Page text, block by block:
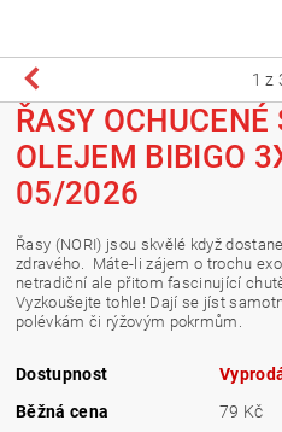
1 z
ŘASY
OLEJEM BIBIGO
05/2026
Řasy (NORI) jsou skvělé když
zdravého. Máte-li zájem o trochu
netradiční ale přitom fascinující
Vyzkoušejte tohle! Dají se jíst
polévkám či rýžovým pokrmům.
Dostupnost
Běžná cena
79 Kč